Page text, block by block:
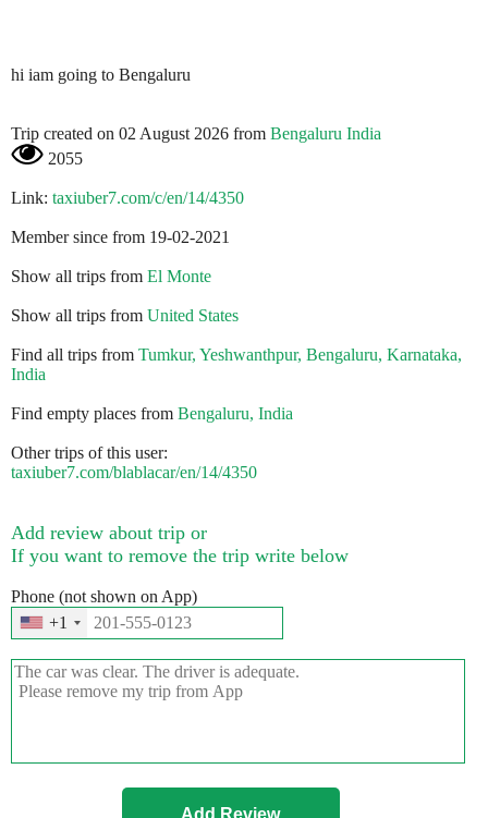
hi iam going to Bengaluru
Trip created on 02 August 2026 from Bengaluru India
2055
Link: taxiuber7.com/c/en/14/4350
Member since from 19-02-2021
Show all trips from El Monte
Show all trips from United States
Find all trips from Tumkur, Yeshwanthpur, Bengaluru, Karnataka,
India
Find empty places from Bengaluru, India
Other trips of this user:
taxiuber7.com/blablacar/en/14/4350
Add review about trip or
If you want to remove the trip write below
Phone (not shown on App)
+1